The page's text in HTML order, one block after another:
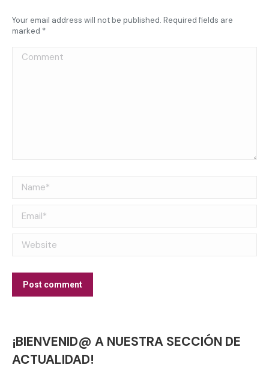
Your email address will not be published. Required fields are
marked *
Comment
Name *
Email *
Website
Post comment
¡BIENVENID@ A NUESTRA SECCIÓN DE
ACTUALIDAD!